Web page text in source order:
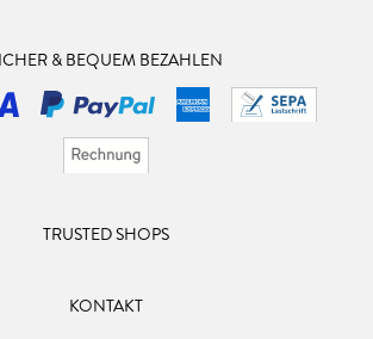
& BEQUEM BEZAHLEN
TRUSTED SHOPS
KONTAKT